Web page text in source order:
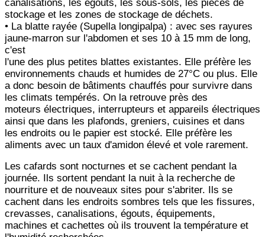
canalisations, les égouts, les sous-sols, les pièces de
stockage et les zones de stockage de déchets.
• La blatte rayée (Supella longipalpa) : avec ses rayures
jaune-marron sur l'abdomen et ses 10 à 15 mm de long,
c'est
l'une des plus petites blattes existantes. Elle préfère les
environnements chauds et humides de 27°C ou plus. Elle
a donc besoin de bâtiments chauffés pour survivre dans
les climats tempérés. On la retrouve près des
moteurs électriques, interrupteurs et appareils électriques
ainsi que dans les plafonds, greniers, cuisines et dans
les endroits ou le papier est stocké. Elle préfère les
aliments avec un taux d'amidon élevé et vole rarement.
Les cafards sont nocturnes et se cachent pendant la
journée. Ils sortent pendant la nuit à la recherche de
nourriture et de nouveaux sites pour s'abriter. Ils se
cachent dans les endroits sombres tels que les fissures,
crevasses, canalisations, égouts, équipements,
machines et cachettes où ils trouvent la température et